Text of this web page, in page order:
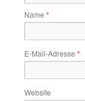
Name *
E-Mail-Adresse *
Website